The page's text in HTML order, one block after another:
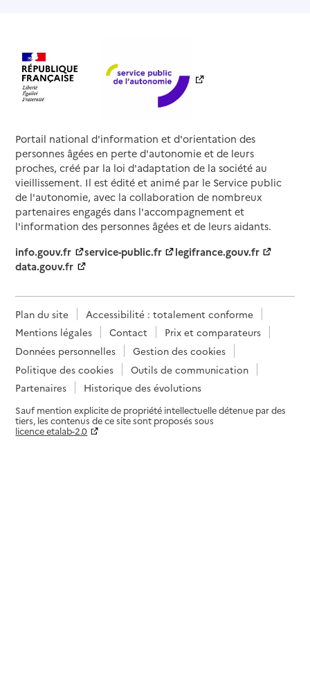
Portail national d'information et d'orientation des
personnes âgées en perte d'autonomie et de leurs
proches, créé par la loi d'adaptation de la société au
vieillissement. Il est édité et animé par le Service public
de l'autonomie, avec la collaboration de nombreux
partenaires engagés dans l'accompagnement et
l'information des personnes âgées et de leurs aidants.
info.gouv.fr
service-public.fr
legifrance.gouv.fr
data.gouv.fr
Plan du site
Accessibilité : totalement conforme
Mentions légales
Contact
Prix et comparateurs
Données personnelles
Gestion des cookies
Politique des cookies
Outils de communication
Partenaires
Historique des évolutions
Sauf mention explicite de propriété intellectuelle détenue par des
tiers, les contenus de ce site sont proposés sous
licence etalab-2.0